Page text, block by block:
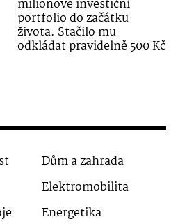
milionové investiční
portfolio do začátku
života. Stačilo mu
odkládat pravidelně 500 Kč
Dům a zahrada
Elektromobilita
Energetika